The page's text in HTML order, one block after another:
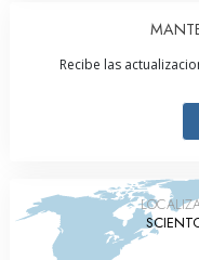
Recibe las